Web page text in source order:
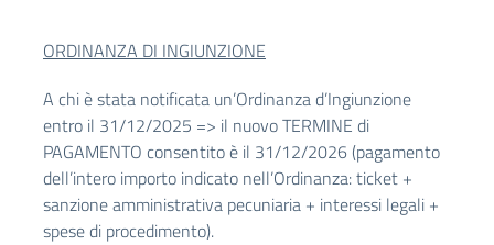
ORDINANZA DI INGIUNZIONE
A chi è stata notificata un’Ordinanza d’Ingiunzione
entro il 31/12/2025 => il nuovo TERMINE di
PAGAMENTO consentito è il 31/12/2026 (pagamento
dell’intero importo indicato nell’Ordinanza: ticket +
sanzione amministrativa pecuniaria + interessi legali +
spese di procedimento).